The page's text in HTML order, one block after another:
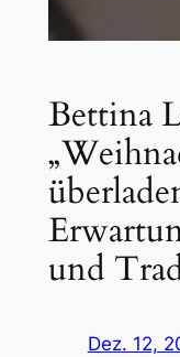
Bettina
und
Dez. 12,